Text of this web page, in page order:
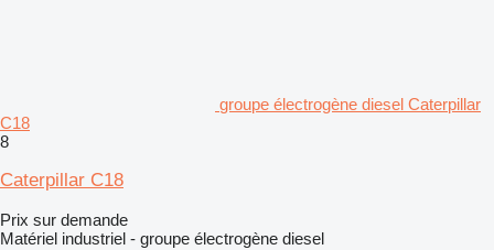
groupe électrogène diesel Caterpillar
C18
8
Caterpillar C18
Prix sur demande
Matériel industriel - groupe électrogène diesel